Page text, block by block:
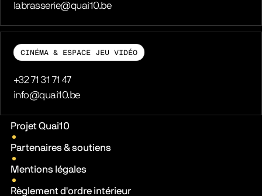
E-mail
labrasserie@quai10.be
CINÉMA & ESPACE JEU VIDÉO
Téléphone
+32 71 31 71 47
E-mail
info@quai10.be
Liens pratiques
Projet Quai10
Partenaires & soutiens
Mentions légales
Règlement d'ordre intérieur